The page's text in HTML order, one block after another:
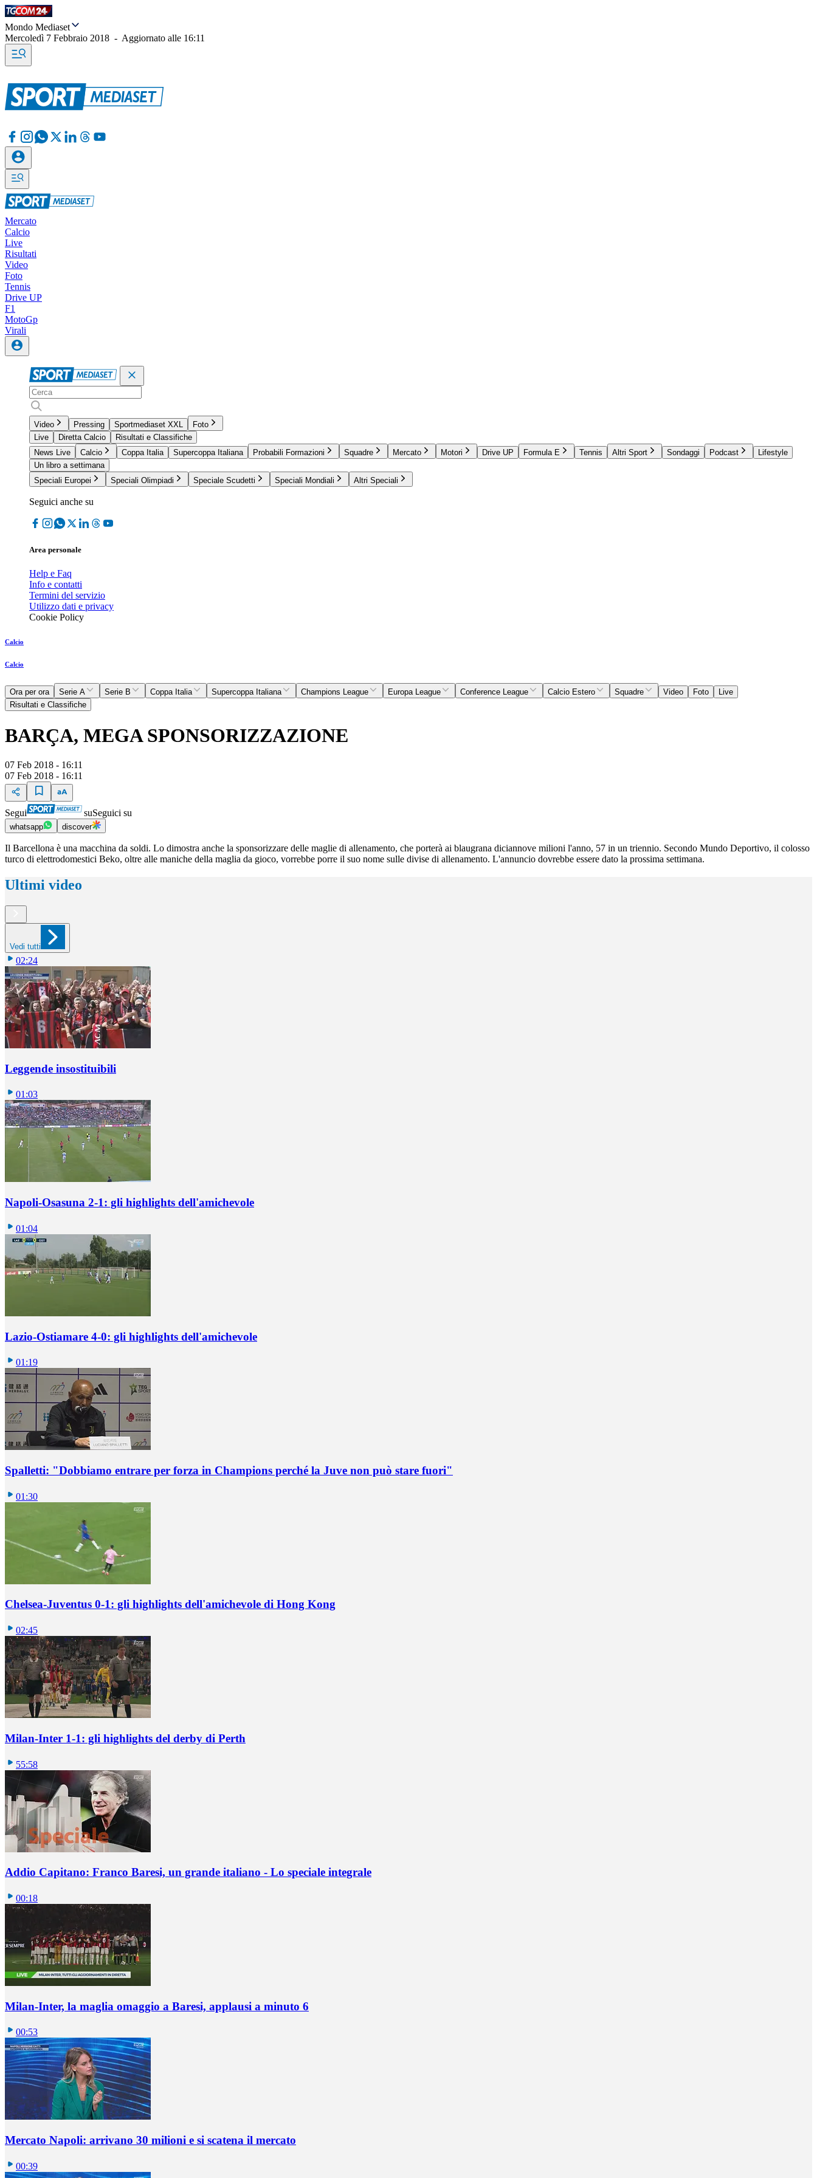
Mondo Mediaset
Mercoledì 7 Febbraio 2018 - Aggiornato alle 16:11
Mercato
Calcio
Live
Risultati
Video
Foto
Tennis
Drive UP
F1
MotoGp
Virali
Video Pressing Sportmediaset XXL
Foto
Live
Diretta Calcio
Risultati e Classifiche
News Live
Calcio Coppa Italia Supercoppa Italiana Probabili Formazioni Squadre Mercato Motori Drive UP Formula E Tennis Altri Sport Sondaggi Podcast
Lifestyle
Un libro a settimana
Speciali Europei
Speciali Olimpiadi Speciale Scudetti Speciali Mondiali Altri Speciali
Seguici anche su
Area personale
Help e Faq
Info e contatti
Termini del servizio
Utilizzo dati e privacy
Cookie Policy
Calcio
Calcio
Ora per ora Serie A Serie B Coppa Italia Supercoppa Italiana Champions League Europa League Conference League Calcio Estero Squadre Video Foto
Live
Risultati e Classifiche
BARÇA, MEGA SPONSORIZZAZIONE
07 Feb 2018 - 16:11
07 Feb 2018 - 16:11
Segui suSeguici su
whatsapp discover
Il Barcellona è una macchina da soldi. Lo dimostra anche la sponsorizzare delle maglie di allenamento, che porterà ai blaugrana diciannove milioni l'anno, 57 in un triennio. Secondo Mundo Deportivo, il colosso
turco di elettrodomestici Beko, oltre alle maniche della maglia da gioco, vorrebbe porre il suo nome sulle divise di allenamento. L'annuncio dovrebbe essere dato la prossima settimana.
Ultimi video
Vedi tutti
02:24
Leggende insostituibili
01:03
Napoli-Osasuna 2-1: gli highlights dell'amichevole
01:04
Lazio-Ostiamare 4-0: gli highlights dell'amichevole
01:19
Spalletti: "Dobbiamo entrare per forza in Champions perché la Juve non può stare fuori"
01:30
Chelsea-Juventus 0-1: gli highlights dell'amichevole di Hong Kong
02:45
Milan-Inter 1-1: gli highlights del derby di Perth
55:58
Addio Capitano: Franco Baresi, un grande italiano - Lo speciale integrale
00:18
Milan-Inter, la maglia omaggio a Baresi, applausi a minuto 6
00:53
Mercato Napoli: arrivano 30 milioni e si scatena il mercato
00:39